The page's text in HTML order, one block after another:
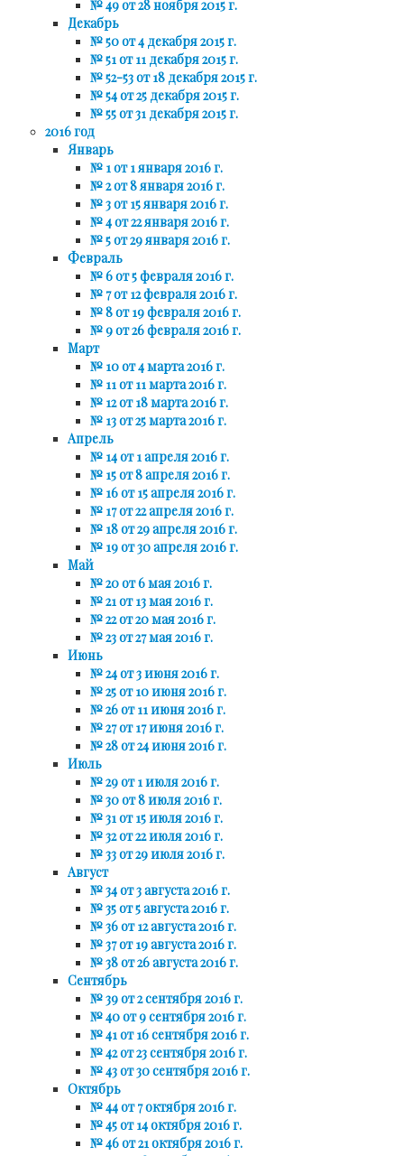
№ 49 от 28 ноября 2015 г.
Декабрь
№ 50 от 4 декабря 2015 г.
№ 51 от 11 декабря 2015 г.
№ 52-53 от 18 декабря 2015 г.
№ 54 от 25 декабря 2015 г.
№ 55 от 31 декабря 2015 г.
2016 год
Январь
№ 1 от 1 января 2016 г.
№ 2 от 8 января 2016 г.
№ 3 от 15 января 2016 г.
№ 4 от 22 января 2016 г.
№ 5 от 29 января 2016 г.
Февраль
№ 6 от 5 февраля 2016 г.
№ 7 от 12 февраля 2016 г.
№ 8 от 19 февраля 2016 г.
№ 9 от 26 февраля 2016 г.
Март
№ 10 от 4 марта 2016 г.
№ 11 от 11 марта 2016 г.
№ 12 от 18 марта 2016 г.
№ 13 от 25 марта 2016 г.
Апрель
№ 14 от 1 апреля 2016 г.
№ 15 от 8 апреля 2016 г.
№ 16 от 15 апреля 2016 г.
№ 17 от 22 апреля 2016 г.
№ 18 от 29 апреля 2016 г.
№ 19 от 30 апреля 2016 г.
Май
№ 20 от 6 мая 2016 г.
№ 21 от 13 мая 2016 г.
№ 22 от 20 мая 2016 г.
№ 23 от 27 мая 2016 г.
Июнь
№ 24 от 3 июня 2016 г.
№ 25 от 10 июня 2016 г.
№ 26 от 11 июня 2016 г.
№ 27 от 17 июня 2016 г.
№ 28 от 24 июня 2016 г.
Июль
№ 29 от 1 июля 2016 г.
№ 30 от 8 июля 2016 г.
№ 31 от 15 июля 2016 г.
№ 32 от 22 июля 2016 г.
№ 33 от 29 июля 2016 г.
Август
№ 34 от 3 августа 2016 г.
№ 35 от 5 августа 2016 г.
№ 36 от 12 августа 2016 г.
№ 37 от 19 августа 2016 г.
№ 38 от 26 августа 2016 г.
Сентябрь
№ 39 от 2 сентября 2016 г.
№ 40 от 9 сентября 2016 г.
№ 41 от 16 сентября 2016 г.
№ 42 от 23 сентября 2016 г.
№ 43 от 30 сентября 2016 г.
Октябрь
№ 44 от 7 октября 2016 г.
№ 45 от 14 октября 2016 г.
№ 46 от 21 октября 2016 г.